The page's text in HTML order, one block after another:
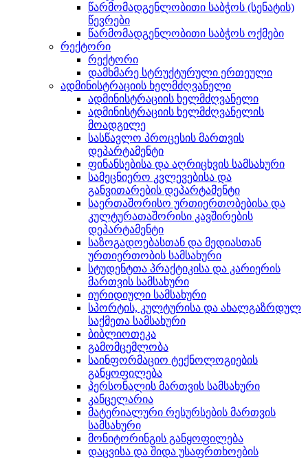
წარმომადგენლობითი საბჭოს (სენატის)
წევრები
წარმომადგენლობითი საბჭოს ოქმები
რექტორი
რექტორი
დამხმარე სტრუქტურული ერთეული
ადმინისტრაციის ხელმძღვანელი
ადმინისტრაციის ხელმძღვანელი
ადმინისტრაციის ხელმძღვანელის
მოადგილე
სასწავლო პროცესის მართვის
დეპარტამენტი
ფინანსებისა და აღრიცხვის სამსახური
სამეცნიერო კვლევებისა და
განვითარების დეპარტამენტი
საერთაშორისო ურთიერთობებისა და
კულტურათაშორისი კავშირების
დეპარტამენტი
საზოგადოებასთან და მედიასთან
ურთიერთობის სამსახური
სტუდენტთა პრაქტიკისა და კარიერის
მართვის სამსახური
იურიდიული სამსახური
სპორტის, კულტურისა და ახალგაზრდულ
საქმეთა სამსახური
ბიბლიოთეკა
გამომცემლობა
საინფორმაციო ტექნოლოგიების
განყოფილება
პერსონალის მართვის სამსახური
კანცელარია
მატერიალური რესურსების მართვის
სამსახური
მონიტორინგის განყოფილება
დაცვისა და შიდა უსაფრთხოების